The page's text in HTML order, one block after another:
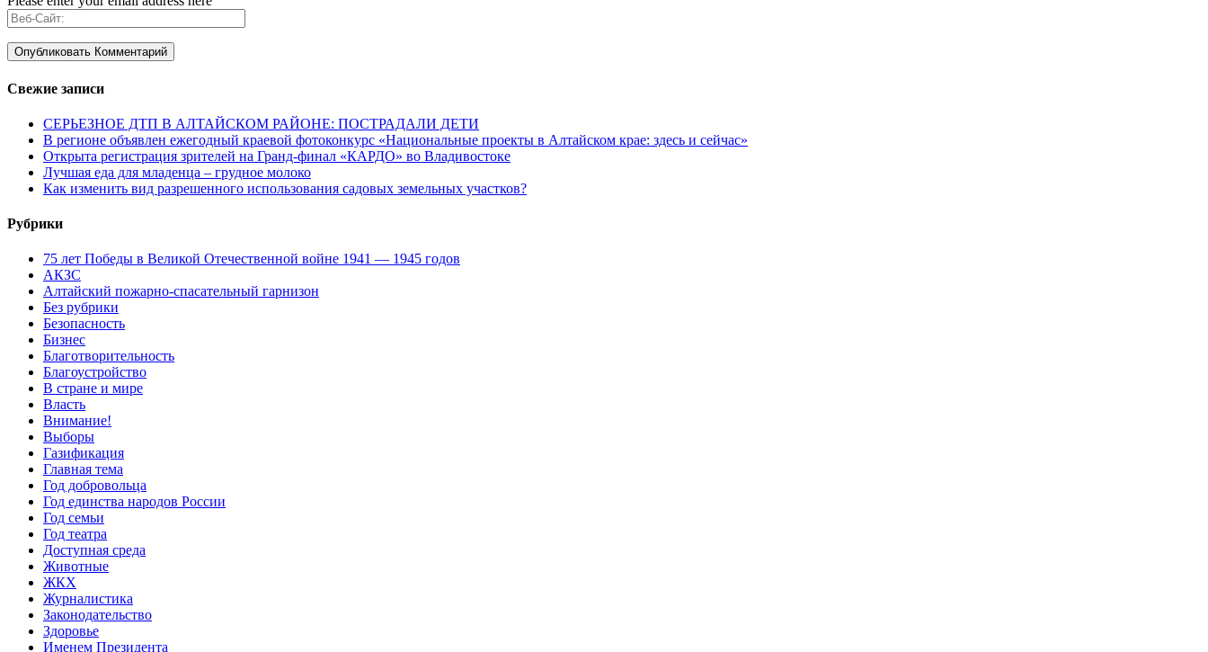
Свежие записи
СЕРЬЕЗНОЕ ДТП В АЛТАЙСКОМ РАЙОНЕ: ПОСТРАДАЛИ ДЕТИ
В регионе объявлен ежегодный краевой фотоконкурс «Национальные проекты в Алтайском крае: здесь и сейчас»
Открыта регистрация зрителей на Гранд-финал «КАРДО» во Владивостоке
Лучшая еда для младенца – грудное молоко
Как изменить вид разрешенного использования садовых земельных участков?
Рубрики
75 лет Победы в Великой Отечественной войне 1941 — 1945 годов
АКЗС
Алтайский пожарно-спасательный гарнизон
Без рубрики
Безопасность
Бизнес
Благотворительность
Благоустройство
В стране и мире
Власть
Внимание!
Выборы
Газификация
Главная тема
Год добровольца
Год единства народов России
Год семьи
Год театра
Доступная среда
Животные
ЖКХ
Журналистика
Законодательство
Здоровье
Именем Президента